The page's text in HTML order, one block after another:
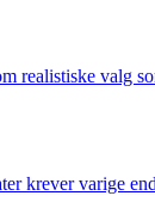
realistiske valg
krever varige